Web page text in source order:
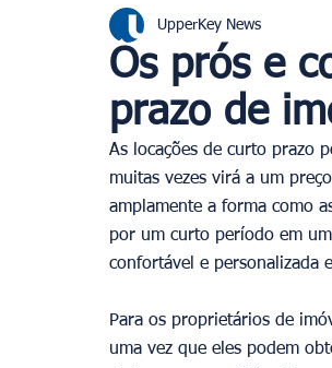
Dubai Gestion
JO Paris 2024 Investissement
Provence
Os prós e
prazo de
UpperKey News
As locações de curto prazo
muitas vezes virá a um
amplamente a forma como
por um curto período em
confortável e personalizada
Para os proprietários de
uma vez que eles podem